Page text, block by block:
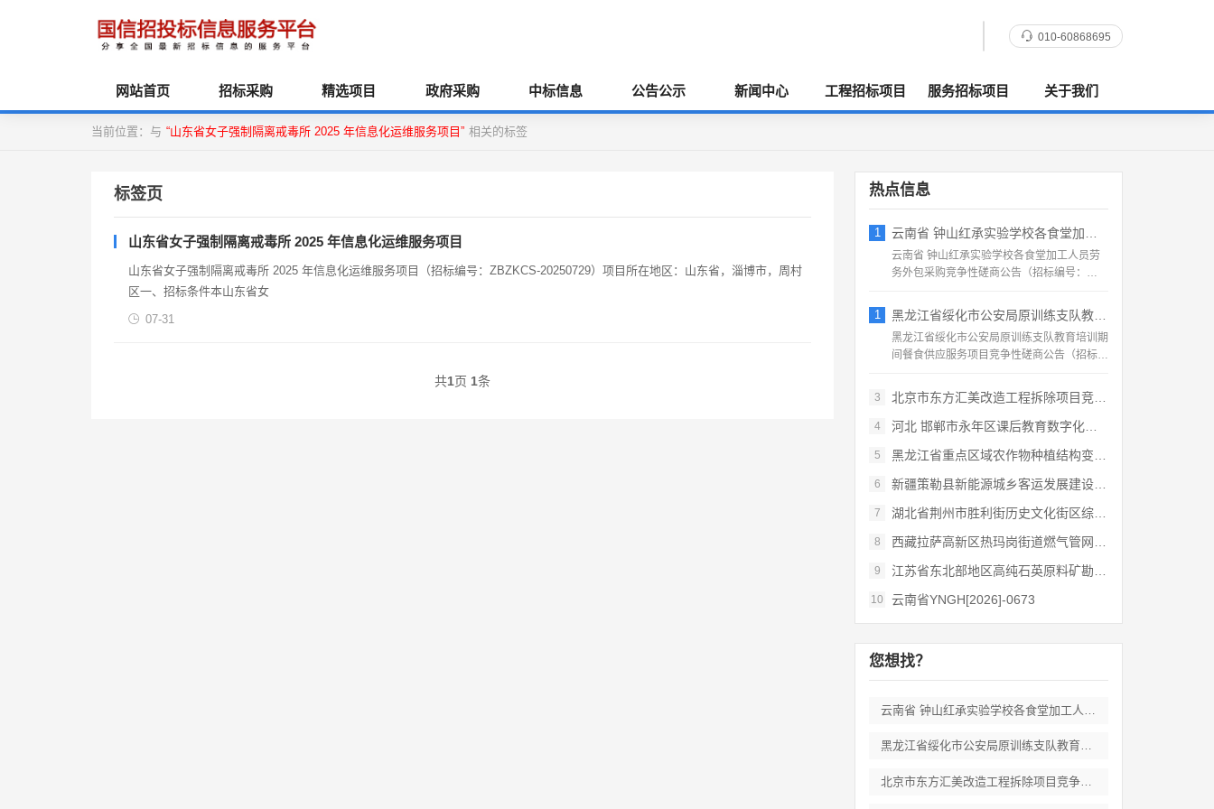
010-60868695
网站首页 招标采购 精选项目 政府采购 中标信息 公告公示 新闻中心 工程招标项目 服务招标项目 关于我们
当前位置：与 “山东省女子强制隔离戒毒所 2025 年信息化运维服务项目” 相关的标签
标签页
山东省女子强制隔离戒毒所 2025 年信息化运维服务项目
山东省女子强制隔离戒毒所 2025 年信息化运维服务项目（招标编号：ZBZKCS-20250729）项目所在地区：山东省，淄博市，周村
区‌一、招标条件本山东省女
07-31
共1页 1条
热点信息
1 云南省 钟山红承实验学校各食堂加工人员劳
云南省 钟山红承实验学校各食堂加工人员劳
务外包采购竞争性磋商公告（招标编号：
1 黑龙江省绥化市公安局原训练支队教育培训期
黑龙江省绥化市公安局原训练支队教育培训期
间餐食供应服务项目竞争性磋商公告（招标编
3
北京市东方汇美改造工程拆除项目竞争性磋商
4 河北 邯郸市永年区课后教育数字化管理平台
5 黑龙江省重点区域农作物种植结构变化遥感
6 新疆策勒县新能源城乡客运发展建设项目
7 湖北省荆州市胜利街历史文化街区综合开发和
8 西藏拉萨高新区热玛岗街道燃气管网全覆盖延
9 江苏省东北部地区高纯石英原料矿勘查岩心钻
10 云南省YNGH[2026]-0673
您想找？
云南省 钟山红承实验学校各食堂加工人员劳
黑龙江省绥化市公安局原训练支队教育培训期